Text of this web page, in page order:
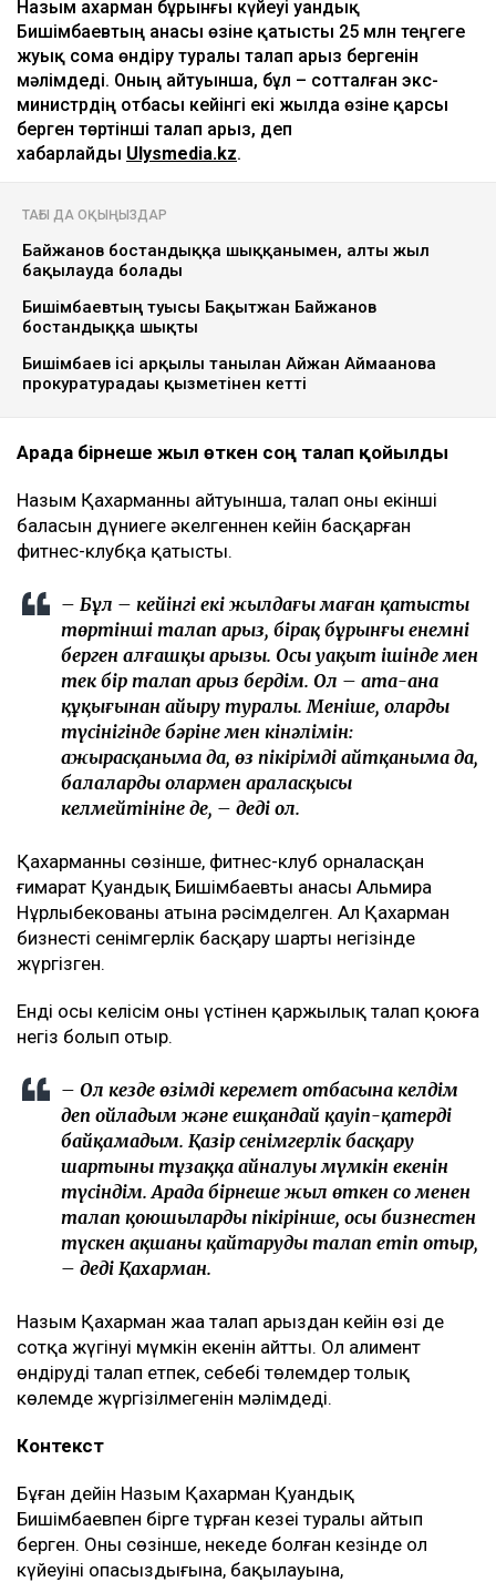
Назым Қахарман бұрынғы күйеуі Қуандық
Бишімбаевтың анасы өзіне қатысты 25 млн теңгеге
жуық сома өндіру туралы талап арыз бергенін
мәлімдеді. Оның айтуынша, бұл – сотталған экс-
министрдің отбасы кейінгі екі жылда өзіне қарсы
берген төртінші талап арыз, деп
хабарлайды Ulysmedia.kz.
ТАҒЫ ДА ОҚЫҢЫЗДАР
Байжанов бостандыққа шыққанымен, алты жыл
бақылауда болады
Бишімбаевтың туысы Бақытжан Байжанов
бостандыққа шықты
Бишімбаев ісі арқылы танылған Айжан Аймағанова
прокуратурадағы қызметінен кетті
Арада бірнеше жыл өткен соң талап қойылды
Назым Қахарманның айтуынша, талап оның екінші
баласын дүниеге әкелгеннен кейін басқарған
фитнес-клубқа қатысты.
– Бұл – кейінгі екі жылдағы маған қатысты
төртінші талап арыз, бірақ бұрынғы енемнің
берген алғашқы арызы. Осы уақыт ішінде мен
тек бір талап арыз бердім. Ол – ата-ана
құқығынан айыру туралы. Меніңше, олардың
түсінігінде бәріне мен кінәлімін:
ажырасқаныма да, өз пікірімді айтқаныма да,
балалардың олармен араласқысы
келмейтініне де, – деді ол.
Қахарманның сөзінше, фитнес-клуб орналасқан
ғимарат Қуандық Бишімбаевтың анасы Альмира
Нұрлыбекованың атына рәсімделген. Ал Қахарман
бизнесті сенімгерлік басқару шарты негізінде
жүргізген.
Енді осы келісім оның үстінен қаржылық талап қоюға
негіз болып отыр.
– Ол кезде өзімді керемет отбасына келдім
деп ойладым және ешқандай қауіп-қатерді
байқамадым. Қазір сенімгерлік басқару
шартының тұзаққа айналуы мүмкін екенін
түсіндім. Арада бірнеше жыл өткен соң менен
талап қоюшылардың пікірінше, осы бизнестен
түскен ақшаны қайтаруды талап етіп отыр,
– деді Қахарман.
Назым Қахарман жаңа талап арыздан кейін өзі де
сотқа жүгінуі мүмкін екенін айтты. Ол алимент
өндіруді талап етпек, себебі төлемдер толық
көлемде жүргізілмегенін мәлімдеді.
Контекст
Бұған дейін Назым Қахарман Қуандық
Бишімбаевпен бірге тұрған кезеңі туралы айтып
берген. Оның сөзінше, некеде болған кезінде ол
күйеуінің опасыздығына, бақылауына,